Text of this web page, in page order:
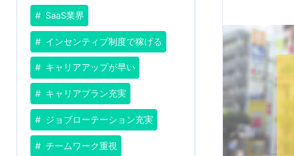
SaaS業界
インセンティブ制度で稼げる
キャリアアップが早い
キャリアプラン充実
ジョブローテーション充実
チームワーク重視